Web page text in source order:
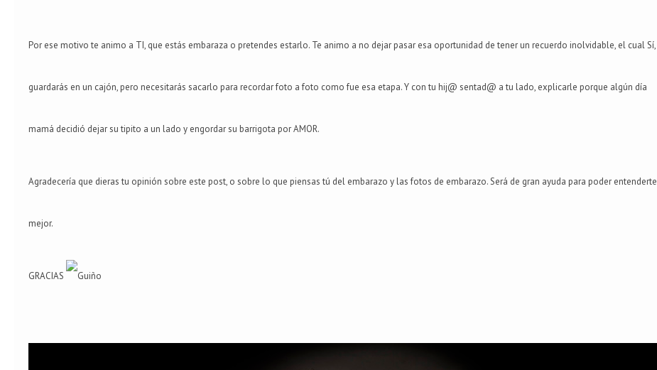
Por ese motivo te animo a TI, que estás embaraza o pretendes estarlo. Te animo a no dejar pasar esa oportunidad de tener un recuerdo inolvidable, el cual Sí,
guardarás en un cajón, pero necesitarás sacarlo para recordar foto a foto como fue esa etapa. Y con tu hij@ sentad@ a tu lado, explicarle porque algún día
mamá decidió dejar su tipito a un lado y engordar su barrigota por AMOR.
Agradecería que dieras tu opinión sobre este post, o sobre lo que piensas tú del embarazo y las fotos de embarazo. Será de gran ayuda para poder entenderte
mejor.
GRACIAS